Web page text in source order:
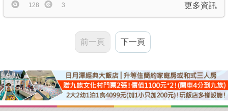
更多資訊
128 3
前一頁 下一頁